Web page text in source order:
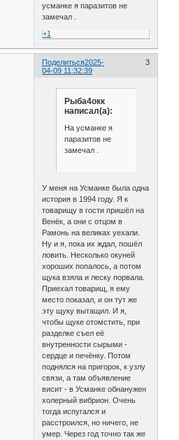
усманке я паразитов не
замечал .
+1
Поделиться 3
2025-
04-09 11:32:39
Рыба4окк
написал(а):
На усманке я
паразитов не
замечал .
У меня на Усманке была одна
история в 1994 году. Я к
товарищу в гости пришёл на
Венёк, а они с отцом в
Рамонь на великах уехали.
Ну и я, пока их ждал, пошёл
ловить. Несколько окуней
хороших попалось, а потом
щука взяла и леску порвала.
Приехал товарищ, я ему
место показал, и он тут же
эту щуку вытащил. И я,
чтобы щуке отомстить, при
разделке съел её
внутренности сырыми -
сердце и печёнку. Потом
поднялся на пригорок, к узлу
связи, а там объявление
висит - в Усманке обнанужен
холерный вибрион. Очень
тогда испугался и
расстроился, но ничего, не
умер. Через год точно так же